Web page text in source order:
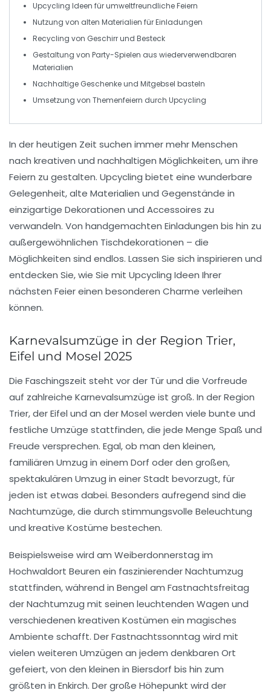
Upcycling Ideen für umweltfreundliche Feiern
Nutzung von alten Materialien fürEinladungen
Recycling von Geschirr und Besteck
Gestaltung von Party-Spielen aus wiederverwendbaren
Materialien
Nachhaltige Geschenkeund Mitgebsel basteln
Umsetzung von Themenfeiern durch Upcycling
In der heutigen Zeit suchen immer mehr Menschen
nach kreativen und nachhaltigen Möglichkeiten, um ihre
Feiern zu gestalten. Upcycling bietet eine wunderbare
Gelegenheit, alte Materialien und Gegenstände in
einzigartige Dekorationen und Accessoires zu
verwandeln. Von handgemachten Einladungen bis hin zu
außergewöhnlichen Tischdekorationen – die
Möglichkeiten sind endlos. Lassen Sie sich inspirieren und
entdecken Sie, wie Sie mit Upcycling Ideen Ihrer
nächsten Feier einen besonderen Charme verleihen
können.
Karnevalsumzüge in der Region Trier,
Eifel und Mosel 2025
Die Faschingszeit steht vor der Tür und die Vorfreude
auf zahlreiche Karnevalsumzüge ist groß. In der Region
Trier, der Eifel und an der Mosel werden viele bunte und
festliche Umzüge stattfinden, die jede Menge Spaß und
Freude versprechen. Egal, ob man den kleinen,
familiären Umzug in einem Dorf oder den großen,
spektakulären Umzug in einer Stadt bevorzugt, für
jeden ist etwas dabei. Besonders aufregend sind die
Nachtumzüge, die durch stimmungsvolle Beleuchtung
und kreative Kostüme bestechen.
Beispielsweise wird am Weiberdonnerstag im
Hochwaldort Beuren ein faszinierender Nachtumzug
stattfinden, während in Bengel am Fastnachtsfreitag
der Nachtumzug mit seinen leuchtenden Wagen und
verschiedenen kreativen Kostümen ein magisches
Ambiente schafft. DerFastnachtssonntag wird mit
vielen weiteren Umzügen an jedem denkbaren Ort
gefeiert, von den kleinen in Biersdorf bis hin zum
größten in Enkirch. Der große Höhepunkt wird der